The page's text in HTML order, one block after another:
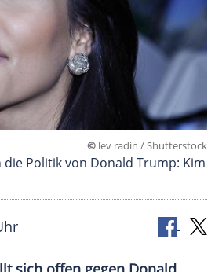
© lev radin / Shutterstock
Politik von Donald Trump: Kim